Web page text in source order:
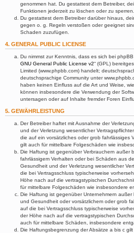
genommen hat. Du gestattest dem Betreiber,
Funktionen jederzeit zu löschen oder zu sperren.
Du gestattest dem Betreiber darüber hinaus,
gegen o. g. Regeln verstoßen oder geeignet
Schaden zuzufügen.
4. GENERAL PUBLIC LICENSE
Du nimmst zur Kenntnis, dass es sich bei phpBB
GNU General Public License v2“ (GPL)
Limited (www.phpbb.com) handelt;
deutschsprachige Community unter
haben keinen Einfluss auf die Art und Weise,
können insbesondere die Verwendung der
untersagen oder auf Inhalte fremder Foren
5. GEWÄHRLEISTUNG
Der Betreiber haftet mit Ausnahme der
und der Verletzung wesentlicher
die auf ein vorsätzliches oder grob fahrlässiges
gilt auch für mittelbare Folgeschäden wie
Die Haftung ist gegenüber Verbrauchern außer
fahrlässigem Verhalten oder bei Schäden aus
Gesundheit und der Verletzung wesentlicher
die bei Vertragsschluss typischerweise
Höhe nach auf die vertragstypischen
für mittelbare Folgeschäden wie insbesondere
Die Haftung ist gegenüber Unternehmern
und Gesundheit oder vorsätzlichem oder grob
auf die bei Vertragsschluss typischerweise
der Höhe nach auf die vertragstypischen
auch für mittelbare Schäden, insbesondere
Die Haftungsbegrenzung der Absätze a bis c